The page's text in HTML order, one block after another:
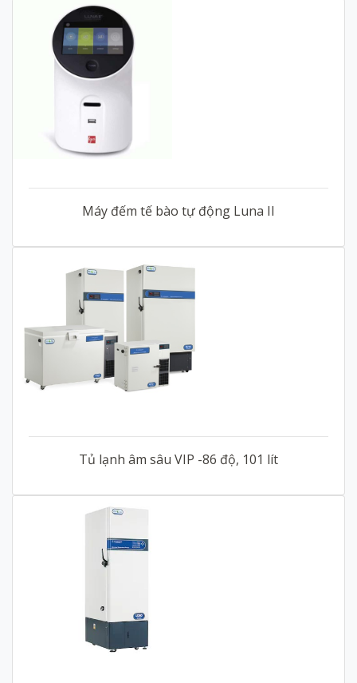
Máy đếm tế bào tự động Luna II
Tủ lạnh âm sâu VIP -86 độ, 101 lít